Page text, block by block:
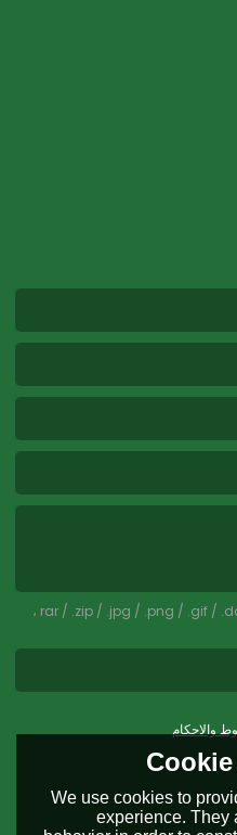
يدعم فقط .rar / .zip / .jpg / .png / .gif / .doc / .xls / .pdf ،
والاحكام
We use cookies to
experience. They